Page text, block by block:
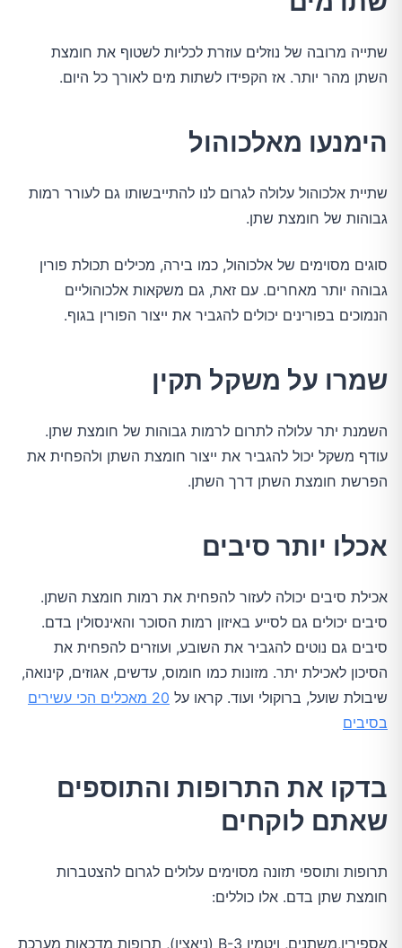
שתייה מרובה של נוזלים עוזרת לכליות לשטוף את חומצת
השתן מהר יותר. אז הקפידו לשתות מים לאורך כל היום.
הימנעו מאלכוהול
שתיית אלכוהול עלולה לגרום לנו להתייבשותו גם לעורר רמות
גבוהות של חומצת שתן.
סוגים מסוימים של אלכוהול, כמו בירה, מכילים תכולת פורין
גבוהה יותר מאחרים. עם זאת, גם משקאות אלכוהוליים
הנמוכים בפורינים יכולים להגביר את ייצור הפורין בגוף.
שמרו על משקל תקין
השמנת יתר עלולה לתרום לרמות גבוהות של חומצת שתן.
עודף משקל יכול להגביר את ייצור חומצת השתן ולהפחית את
הפרשת חומצת השתן דרך השתן.
אכלו יותר סיבים
אכילת סיבים יכולה לעזור להפחית את רמות חומצת השתן.
סיבים יכולים גם לסייע באיזון רמות הסוכר והאינסולין בדם.
סיבים גם נוטים להגביר את השובע, ועוזרים להפחית את
הסיכון לאכילת יתר. מזונות כמו חומוס, עדשים, אגוזים, קינואה,
שיבולת שועל, ברוקולי ועוד. קראו על
20 מאכלים הכי עשירים
בסיבים
בדקו את התרופות והתוספים
שאתם לוקחים
תרופות ותוספי תזונה מסוימים עלולים לגרום להצטברות
חומצת שתן בדם. אלו כוללים:
אספירין,משתנים, ויטמין B-3 (ניאצין), תרופות מדכאות מערכת